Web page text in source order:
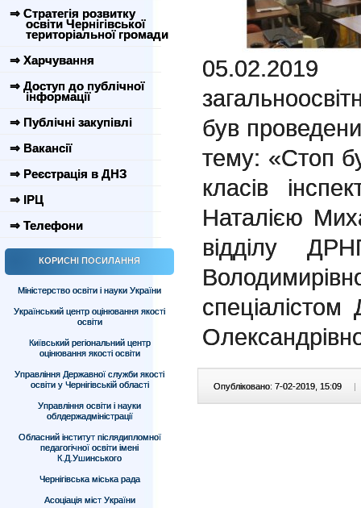
⇒ Стратегія розвитку
освіти Чернігівської
територіальної громади
⇒ Харчування
⇒ Доступ до публічної
інформації
⇒ Публічні закупівлі
⇒ Вакансії
⇒ Реєстрація в ДНЗ
⇒ ІРЦ
⇒ Телефони
КОРИСНІ ПОСИЛАННЯ
Міністерство освіти і науки України
Український центр оцінювання якості
освіти
Київський регіональний центр
оцінювання якості освіти
Управління Державної служби якості
освіти у Чернігівській області
Управління освіти і науки
облдержадміністрації
Обласний інститут післядипломної
педагогічної освіти імені
К.Д.Ушинського
Чернігівська міська рада
Асоціація міст України
05.02.2019
був
тему: «Стоп
класів
Наталією
відділу
Опубліковано: 7-02-2019, 15:09 |